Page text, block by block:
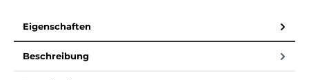
Eigenschaften
Beschreibung